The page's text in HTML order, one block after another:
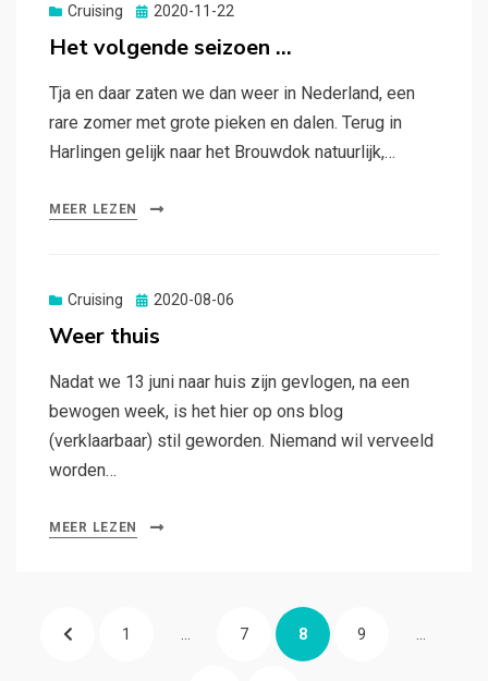
Cruising
Gepubliceerd
2020-11-22
Het volgende seizoen …
Tja en daar zaten we dan weer in Nederland, een
rare zomer met grote pieken en dalen. Terug in
Harlingen gelijk naar het Brouwdok natuurlijk,…
MEER LEZEN
Cruising
Gepubliceerd
2020-08-06
Weer thuis
Nadat we 13 juni naar huis zijn gevlogen, na een
bewogen week, is het hier op ons blog
(verklaarbaar) stil geworden. Niemand wil verveeld
worden…
MEER LEZEN
Berichten
VORIGEPAGINA
1 … PAGINA
7 PAGINA
8 PAGINA
9 …